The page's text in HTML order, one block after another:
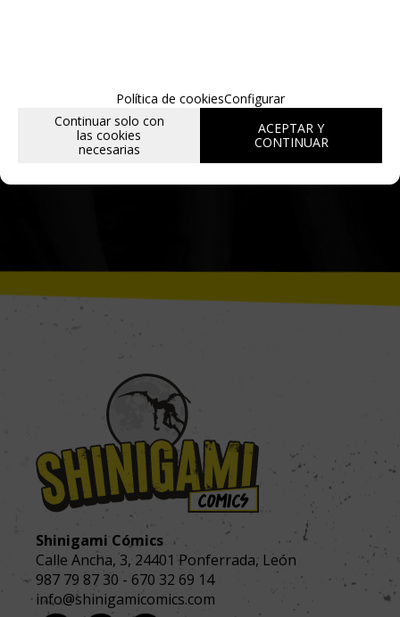
He leído y acepto la política de privacidad
Shinigami Cómics
Calle Ancha, 3, 24401 Ponferrada, León
987 79 87 30 - 670 32 69 14
info@shinigamicomics.com
Política de cookiesConfigurar
Continuar solo con
las cookies
necesarias
ACEPTAR Y
CONTINUAR